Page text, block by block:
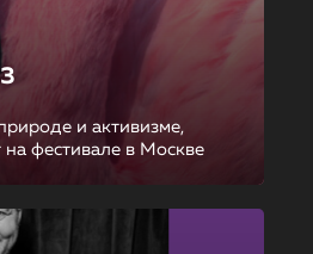
и активизме,
фестивале в Москве